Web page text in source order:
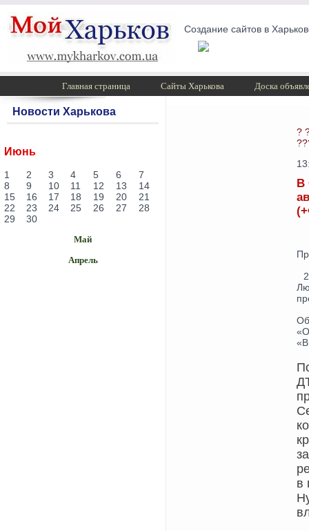
Создание сайтов в
Главная страница Сайты Харькова Доска
Новости Харькова
Июнь
1 2 3 4 5 6
7
8
9 10 11 12 13
14
15
16 17 18 19 20
21
22
23 24 25 26 27
28
29
30
Май
Апрель
?
В
в